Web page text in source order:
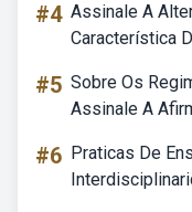
#4 Assinale A
Característica
#5 Sobre Os
Assinale A
#6 Praticas De